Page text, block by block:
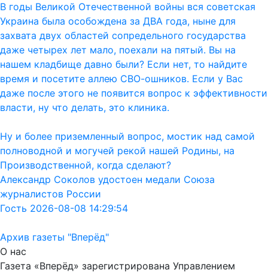
В годы Великой Отечественной войны вся советская
Украина была особождена за ДВА года, ныне для
захвата двух областей сопредельного государства
даже четырех лет мало, поехали на пятый. Вы на
нашем кладбище давно были? Если нет, то найдите
время и посетите аллею СВО-ошников. Если у Вас
даже после этого не появится вопрос к эффективности
власти, ну что делать, это клиника.
Ну и более приземленный вопрос, мостик над самой
полноводной и могучей рекой нашей Родины, на
Производственной, когда сделают?
Александр Соколов удостоен медали Союза
журналистов России
Гость 2026-08-08 14:29:54
Архив газеты "Вперёд"
О нас
Газета «Вперёд» зарегистрирована Управлением